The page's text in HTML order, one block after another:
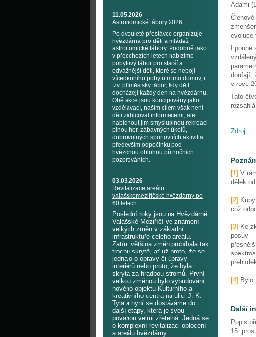
11.05.2026
Astronomické tábory 2026
Po dvouleté přestávce organizuje
hvězdárna pro děti a mládež
astronomické tábory. Podobně jako
v předchozích letech nabízíme
pobytový tábor pro starší a
odvážnější děti, které se nebojí
vícedenního pobytu mimo domov, i
tzv. příměstský tábor, kdy děti
docházejí každý den na hvězdárnu.
Obě akce jsou koncipovány jako
vzdělávací, naším cílem však není
děti zahlcovat informacemi, ale
nabídnout jim smysluplnou rekreaci
plnou her, zábavných úkolů,
dobrovolných sportovních aktivit a
především odpočinku pod
hvězdnou oblohou při nočních
pozorováních.
03.03.2026
Revitalizace areálu
valašskomeziříčské hvězdárny po
60 letech
Poslední roky jsou na Hvězdárně
Valašské Meziříčí ve znamení
velkých změn v základní
infrastruktuře celého areálu.
Zatím většina změn probíhala tak
trochu skrytě, ať už proto, že se
jednalo o opravy či úpravy
interiérů nebo proto, že byla
skryta za hradbou stromů. První
velkou změnou bylo vybudování
nového objektu Kulturního a
kreativního centra na ulici J. K.
Tyla a nyní se dostáváme do
další etapy, která je svou
povahou velmi zřetelná. Jedná se
o komplexní revitalizaci oplocení
a areálu hvězdárny.
Adami
evoluce
I
doufají,
v roce
Tato
Zdroj
[1] V
délek
[2]
což
[3] Ke
posuv –
[4] Bylo
Další
Popis
15.